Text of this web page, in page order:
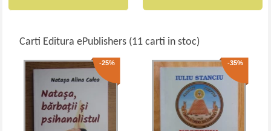
Carti Editura ePublishers (11 carti in stoc)
-25% -35%